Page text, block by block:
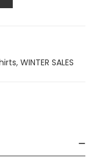
, WINTER SALES